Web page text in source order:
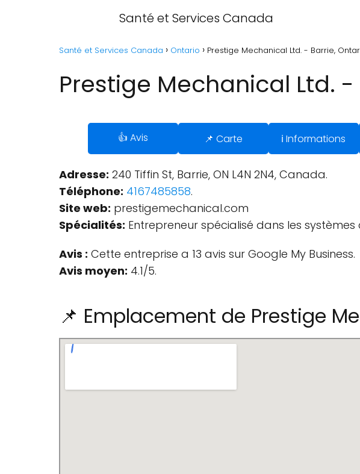
Santé et Services Canada
Santé et Services Canada Ontario Prestige Mechanical Ltd. - Barrie,
Prestige Mechanical Ltd.
👍 Avis 📌 Carte ℹ️ Informations
Adresse: 240 Tiffin St, Barrie, ON L4N 2N4, Canada.
Téléphone: 4167485858.
Site web: prestigemechanical.com
Spécialités: Entrepreneur spécialisé dans les systèmes
Avis : Cette entreprise a 13 avis sur Google My Business.
Avis moyen: 4.1/5.
📌 Emplacement de Prestige